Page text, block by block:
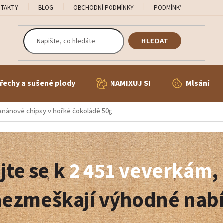
BLOG OBCHODNÍ PODMÍNKY PODMÍNKY OCHRANY
HLEDAT
a sušené plody NAMIXUJ SI Mlsání
chipsy v hořké čokoládě 50g
se k2 451 veverkám
výhodné